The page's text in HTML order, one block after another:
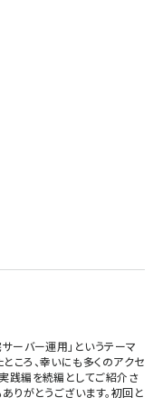
ーバー運用」というテーマ
ころ、幸いにも多くのアクセ
践編を続編としてご紹介さ
りがとうございます。初回と